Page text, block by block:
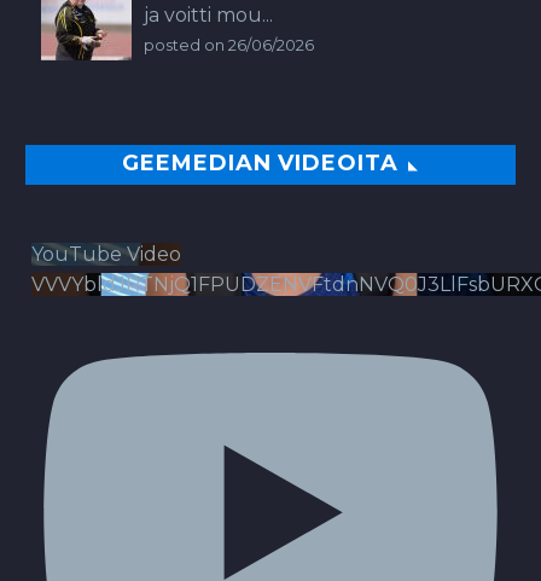
ja voitti mou...
posted on 26/06/2026
GEEMEDIAN VIDEOITA
YouTube Video